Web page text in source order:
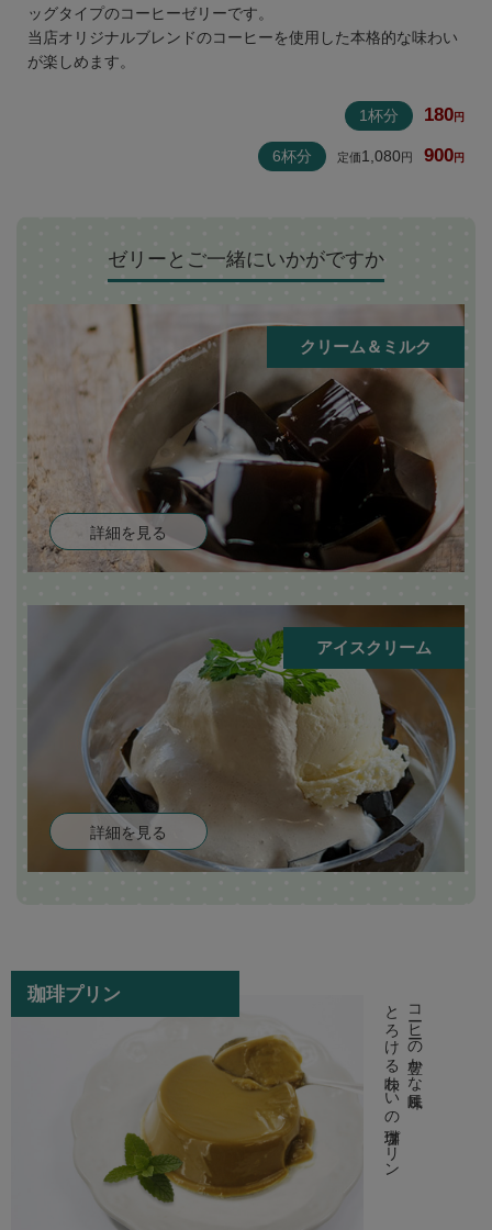
ッグタイプのコーヒーゼリーです。
当店オリジナルブレンドのコーヒーを使用した本格的な味わい
が楽しめます。
1杯分 180
6杯分 1,080 900
ゼリーとご一緒にいかがですか
クリーム＆ミルク
詳細を見る
アイスクリーム
詳細を見る
珈琲プリン
コーヒーの豊かな風味
とろける味わいの珈琲プリン